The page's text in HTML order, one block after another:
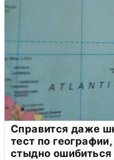
Справится даже
тест по
стыдно ошибиться